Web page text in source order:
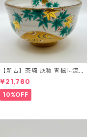
【新古】茶碗 灰釉 青楓に流水
絵 中村良二 共箱入
¥21,780
10%OFF